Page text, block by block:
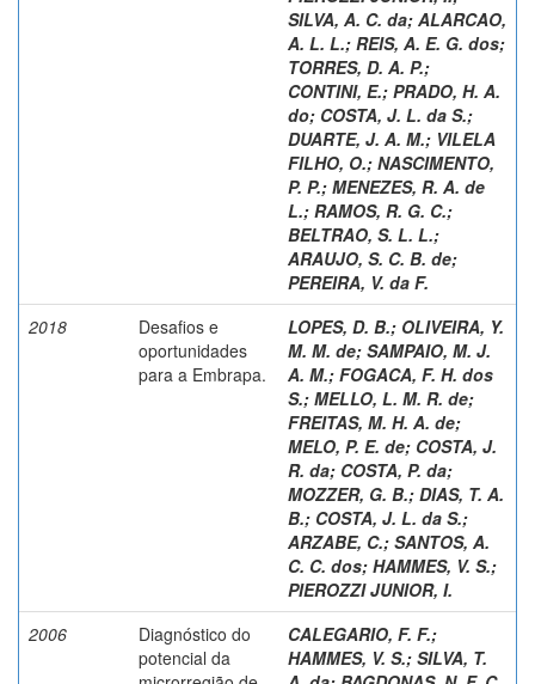
SILVA, A. C. da; ALARCAO,
A. L. L.; REIS, A. E. G. dos;
TORRES, D. A. P.;
CONTINI, E.; PRADO, H. A.
do; COSTA, J. L. da S.;
DUARTE, J. A. M.; VILELA
FILHO, O.; NASCIMENTO,
P. P.; MENEZES, R. A. de
L.; RAMOS, R. G. C.;
BELTRAO, S. L. L.;
ARAUJO, S. C. B. de;
PEREIRA, V. da F.
2018
Desafios e
oportunidades
para a Embrapa.
LOPES, D. B.; OLIVEIRA, Y.
M. M. de; SAMPAIO, M. J.
A. M.; FOGACA, F. H. dos
S.; MELLO, L. M. R. de;
FREITAS, M. H. A. de;
MELO, P. E. de; COSTA, J.
R. da; COSTA, P. da;
MOZZER, G. B.; DIAS, T. A.
B.; COSTA, J. L. da S.;
ARZABE, C.; SANTOS, A.
C. C. dos; HAMMES, V. S.;
PIEROZZI JUNIOR, I.
2006
Diagnóstico do
potencial da
CALEGARIO, F. F.;
HAMMES, V. S.; SILVA, T.